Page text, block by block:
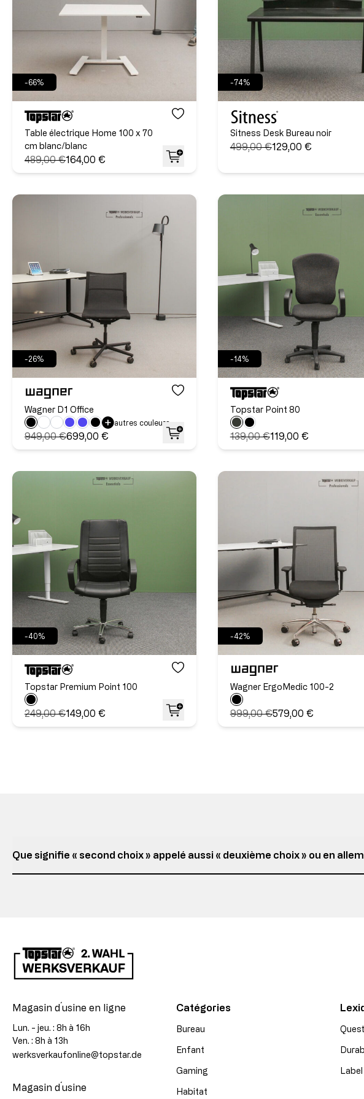
-66%
Table électrique Home 100 x 70
cm blanc/blanc
489,00 €164,00 €
-74%
Sitness Desk Bureau noir
499,00 €129,00 €
-26%
Wagner D1 Office
autres couleurs
949,00 €699,00 €
-14%
Topstar Point 80
139,00 €119,00 €
-40%
Topstar Premium Point 100
249,00 €149,00 €
-42%
Wagner ErgoMedic 100-2
999,00 €579,00 €
Que signifie « second choix » appelé aussi « deuxième choix » ou en
Magasin d´usine en ligne
Lun. - jeu. : 8h à 16h
Ven. : 8h à 13h
werksverkaufonline@topstar.de
Magasin d´usine
Catégories
Bureau
Enfant
Gaming
Habitat